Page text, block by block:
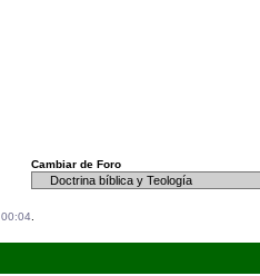
Cambiar de Foro
00:04.